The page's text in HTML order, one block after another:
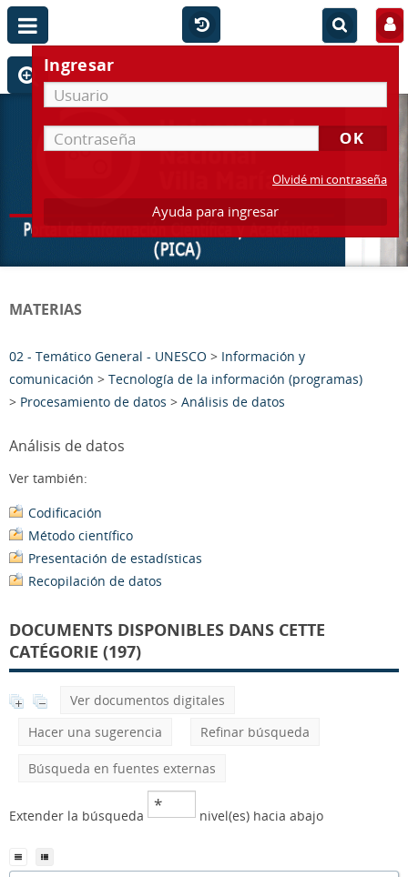
Ingresar
Olvidé mi contraseña
Ayuda para ingresar
MATERIAS
02 - Temático General - UNESCO > Información y
comunicación > Tecnología de la información (programas)
> Procesamiento de datos > Análisis de datos
Análisis de datos
Ver también:
Codificación
Método científico
Presentación de estadísticas
Recopilación de datos
DOCUMENTS DISPONIBLES DANS CETTE
CATÉGORIE (197)
Ver documentos digitales
Hacer una sugerencia
Refinar búsqueda
Búsqueda en fuentes externas
Extender la búsqueda nivel(es) hacia abajo